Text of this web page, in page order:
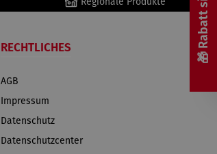
RECHTLICHES
AGB
Impressum
Datenschutz
Datenschutzcenter